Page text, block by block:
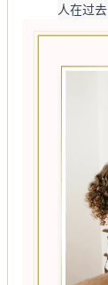
人在过
为什么